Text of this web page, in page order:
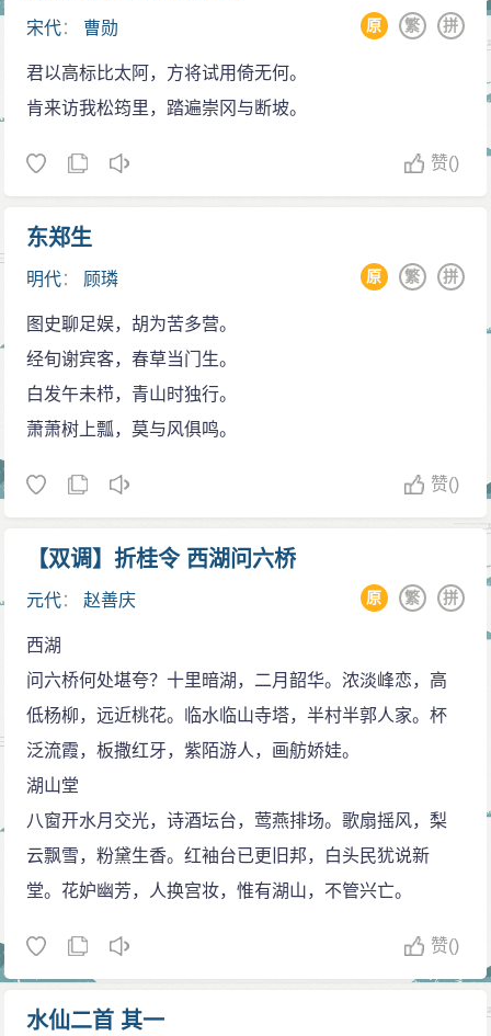
宋代： 曹勋 拼
繁
原
君以高标比太阿，方将试用倚无何。
肯来访我松筠里，踏遍崇冈与断坡。
赞()
东郑生
明代： 顾璘 拼
繁
原
图史聊足娱，胡为苦多营。
经旬谢宾客，春草当门生。
白发午未栉，青山时独行。
萧萧树上瓢，莫与风俱鸣。
赞()
【双调】折桂令 西湖问六桥
元代：赵善庆 拼
繁
原
西湖
问六桥何处堪夸？十里暗湖，二月韶华。浓淡峰恋，高
低杨柳，远近桃花。临水临山寺塔，半村半郭人家。杯
泛流霞，板撒红牙，紫陌游人，画舫娇娃。
湖山堂
八窗开水月交光，诗酒坛台，莺燕排场。歌扇摇风，梨
云飘雪，粉黛生香。红袖台已更旧邦，白头民犹说新
堂。花妒幽芳，人换宫妆，惟有湖山，不管兴亡。
赞()
水仙二首 其一